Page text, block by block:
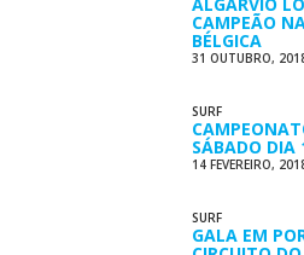
CAMPEÃO
BÉLGICA
31 OUTUBRO,
SURF
SÁBADO DIA
14 FEVEREIRO,
SURF
GALA EM